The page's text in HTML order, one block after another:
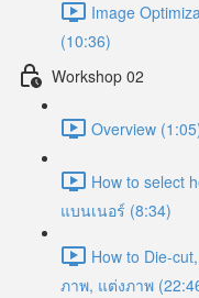
Image
(10:36)
Workshop 02
Overview
How to select
แบนเนอร์ (8:34)
How to Die-
ภาพ, แต่งภาพ